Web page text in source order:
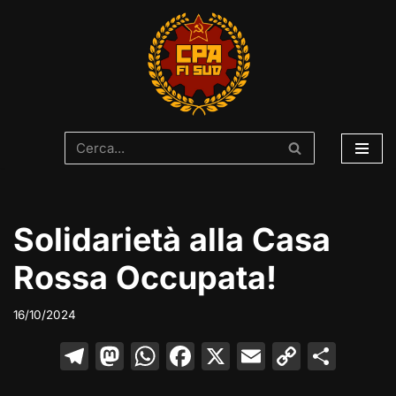
Solidarietà alla Casa
Rossa Occupata!
16/10/2024
T M W F X E C